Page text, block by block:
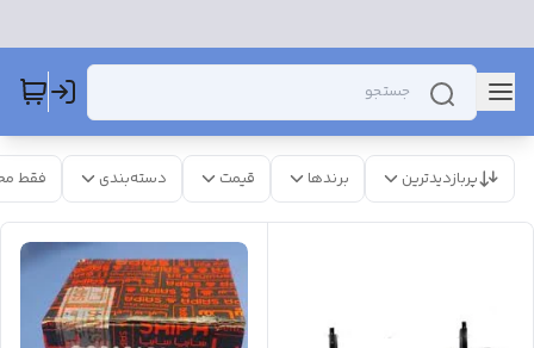
پربازدیدترین برندها قیمت دسته‌بندی فقط